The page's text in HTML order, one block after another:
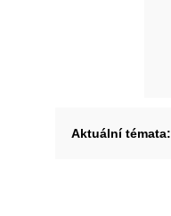
Aktuální témata: